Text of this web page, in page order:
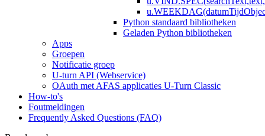
Python standaard bibliotheken
Geladen Python bibliotheken
Apps
Groepen
Notificatie groep
U-turn API (Webservice)
OAuth met AFAS applicaties U-Turn Classic
How-to's
Foutmeldingen
Frequently Asked Questions (FAQ)